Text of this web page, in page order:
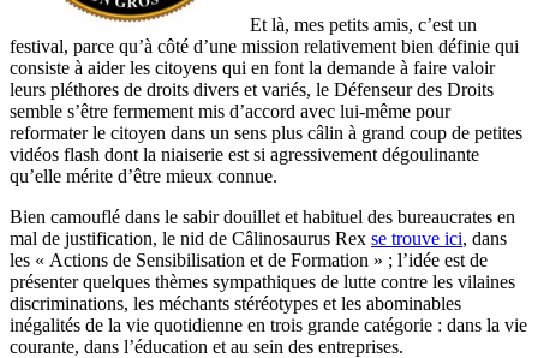
Et là, mes petits amis, c’est un
festival, parce qu’à côté d’une mission relativement bien définie qui
consiste à aider les citoyens qui en font la demande à faire valoir
leurs pléthores de droits divers et variés, le Défenseur des Droits
semble s’être fermement mis d’accord avec lui-même pour
reformater le citoyen dans un sens plus câlin à grand coup de petites
vidéos flash dont la niaiserie est si agressivement dégoulinante
qu’elle mérite d’être mieux connue.
Bien camouflé dans le sabir douillet et habituel des bureaucrates en
mal de justification, le nid de Câlinosaurus Rex se trouve ici, dans
les « Actions de Sensibilisation et de Formation » ; l’idée est de
présenter quelques thèmes sympathiques de lutte contre les vilaines
discriminations, les méchants stéréotypes et les abominables
inégalités de la vie quotidienne en trois grande catégorie : dans la vie
courante, dans l’éducation et au sein des entreprises.